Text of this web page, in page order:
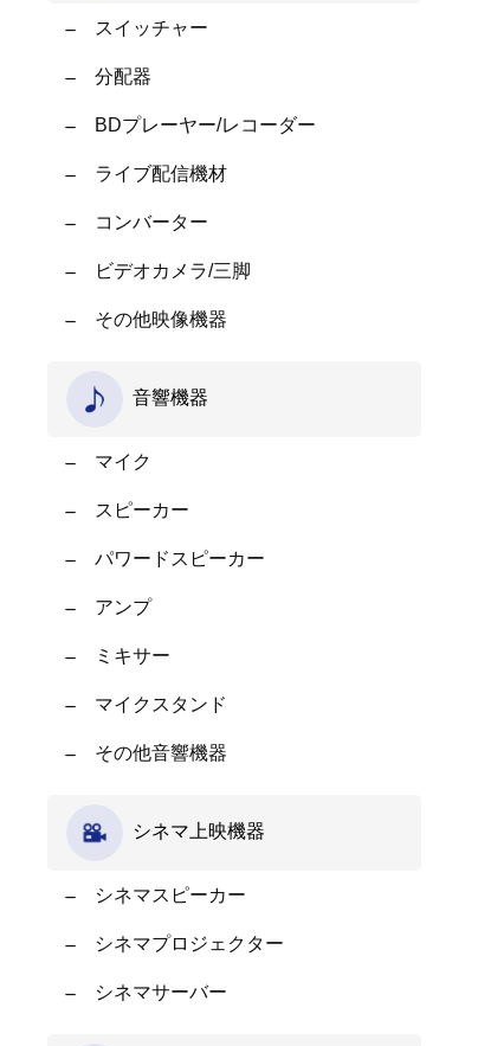
スイッチャー
分配器
BDプレーヤー/レコーダー
ライブ配信機材
コンバーター
ビデオカメラ/三脚
その他映像機器
音響機器
マイク
スピーカー
パワードスピーカー
アンプ
ミキサー
マイクスタンド
その他音響機器
シネマ上映機器
シネマスピーカー
シネマプロジェクター
シネマサーバー